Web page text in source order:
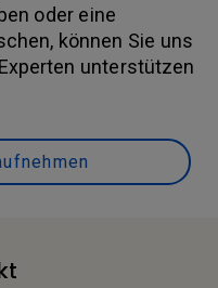
oder eine
können Sie uns
unterstützen